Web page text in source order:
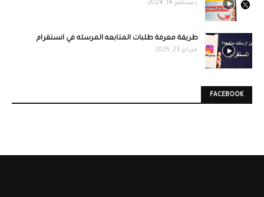
ديسمبر 14, 2024
طريقة معرفة طلبات المتابعه المرسله في انستقرام
فبراير 23, 2025
FACEBOOK